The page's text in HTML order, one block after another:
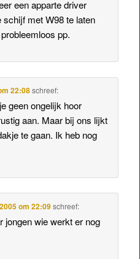
een apparte driver
schijf met W98 te laten
pp.
22:08 schreef:
geen ongelijk hoor
aan. Maar bij ons lijkt
te gaan. Ik heb nog
om 22:09 schreef:
jongen wie werkt er nog